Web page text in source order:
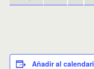
Añadir al